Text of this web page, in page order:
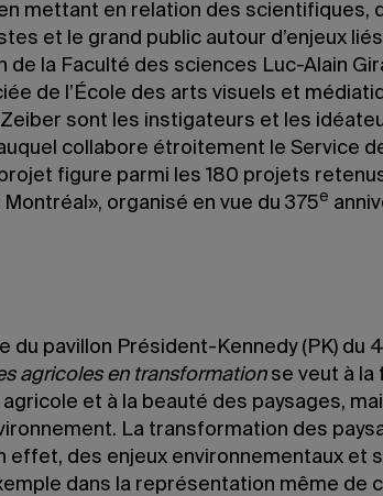
mettant en relation des scientifiques,
et le grand public autour d’enjeux
de la Faculté des sciences Luc-Alain
de l’École des arts visuels et
sont les instigateurs et les
collabore étroitement le Service
figure parmi les 180 projets
Montréal», organisé en vue du 375e
du pavillon Président-Kennedy (PK) du
agricoles en transformationse veut à la
et à la beauté des paysages,
La transformation des
effet, des enjeux environnementaux et
dans la représentation même de